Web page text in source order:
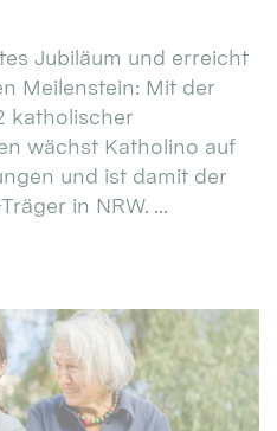
Jubiläum und erreicht
Meilenstein: Mit der
katholischer
wächst Katholino auf
und ist damit der
in NRW. ...